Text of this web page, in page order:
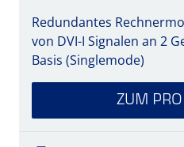
Redundantes
von DVI-I Signalen an 2
Basis (Singlemode)
ZUM